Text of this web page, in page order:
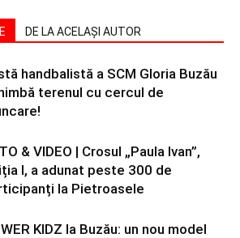
DE LA ACELAȘI AUTOR
handbalistă a SCM Gloria Buzău
terenul cu cercul de
& VIDEO | Crosul „Paula Ivan”,
I, a adunat peste 300 de
la Pietroasele
KIDZ la Buzău: un nou model